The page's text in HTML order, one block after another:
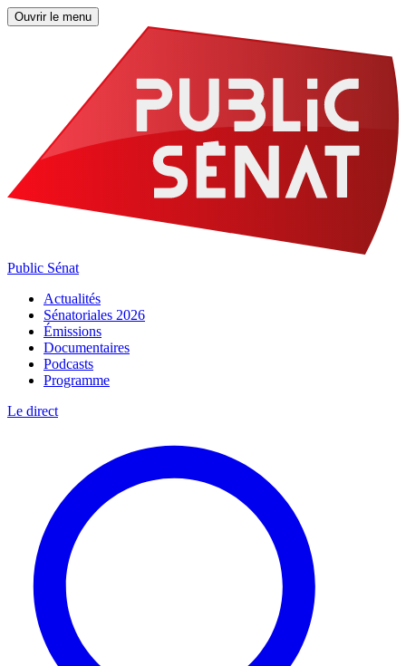
Ouvrir le menu
Public Sénat
Actualités
Sénatoriales 2026
Émissions
Documentaires
Podcasts
Programme
Le direct